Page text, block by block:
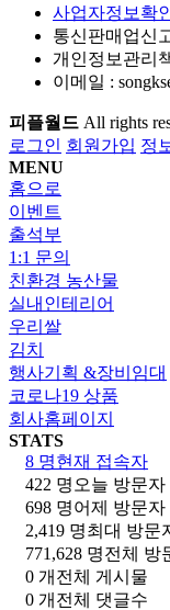
사업자정보확
통신판매업신
개인정보관리
이메일 :
피플월드 All rights
로그인 회원가입 정
MENU
홈으로
이벤트
출석부
1:1 문의
친환경 농산물
실내인테리어
우리쌀
김치
행사기획 &장비임대
코로나19 상품
회사홈페이지
STATS
8 명현재 접속자
422 명 오늘 방문자
698 명어제 방문자
2,419 명최대 방문
771,628 명전체 방
0 개 전체 게시물
0 개 전체 댓글수